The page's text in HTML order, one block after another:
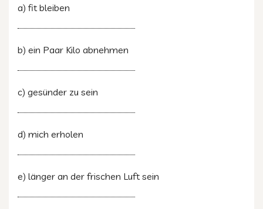
a) fit bleiben
b) ein Paar Kilo abnehmen
c) gesünder zu sein
d) mich erholen
e) länger an der frischen Luft sein